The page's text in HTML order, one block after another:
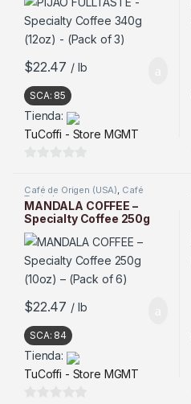
$22.47 / lb
SCA: 85
Tienda:
TuCoffi - Store MGMT
d
e
5
Café de Origen (USA), Café
Tostado
MANDALA COFFEE –
Specialty Coffee 250g
(10oz) – (Pack of 6)
$22.47 / lb
SCA: 84
Tienda:
TuCoffi - Store MGMT